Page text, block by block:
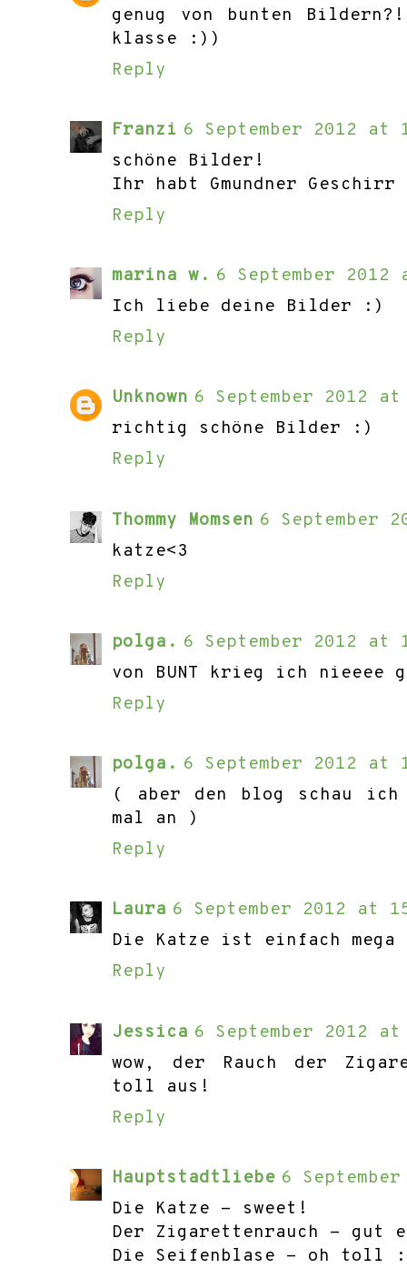
genug von bunten
klasse :))
Reply
Franzi 6 September 2012 at
schöne Bilder!
Ihr habt Gmundner
Reply
marina w. 6 September 2012
Ich liebe deine Bilder :)
Reply
Unknown 6 September 2012
richtig schöne Bilder :)
Reply
Thommy Momsen 6 September
katze<3
Reply
polga. 6 September 2012 at
von BUNT krieg ich nieeee
Reply
polga. 6 September 2012 at
( aber den blog schau
mal an )
Reply
Laura 6 September 2012 at
Die Katze ist einfach mega
Reply
Jessica 6 September 2012
wow, der Rauch der
toll aus!
Reply
Hauptstadtliebe 6
Die Katze - sweet!
Der Zigarettenrauch - gut
Die Seifenblase - oh toll